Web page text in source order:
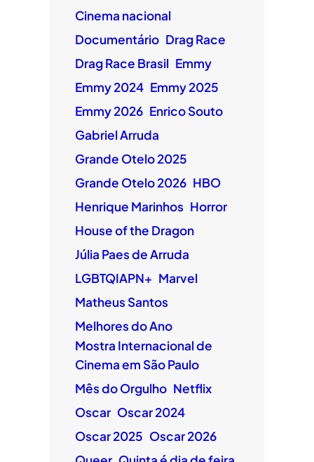
Cinema nacional
Documentário Drag Race
Drag Race Brasil Emmy
Emmy 2024 Emmy 2025
Emmy 2026 Enrico Souto
Gabriel Arruda
Grande Otelo 2025
Grande Otelo 2026 HBO
Henrique Marinhos Horror
House of the Dragon
Júlia Paes de Arruda
LGBTQIAPN+ Marvel
Matheus Santos
Melhores do Ano
Mostra Internacional de
Cinema em São Paulo
Mês do Orgulho Netflix
Oscar Oscar 2024
Oscar 2025 Oscar 2026